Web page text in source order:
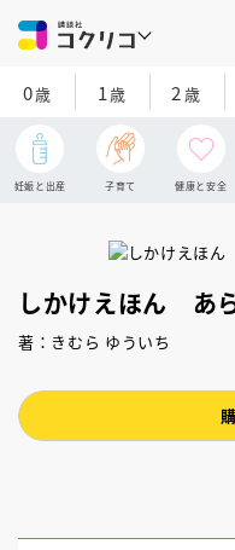
0歳 1歳 2 歳
妊娠と出産 子育て 健康と安全
しかけえほん あ
著：きむら ゆういち